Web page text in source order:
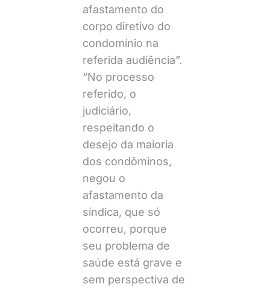
afastamento do
corpo diretivo do
condomínio na
referida audiência”.
“No processo
referido, o
judiciário,
respeitando o
desejo da maioria
dos condôminos,
negou o
afastamento da
síndica, que só
ocorreu, porque
seu problema de
saúde está grave e
sem perspectiva de